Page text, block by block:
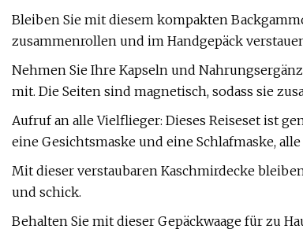
Bleiben Sie mit diesem kompakten
zusammenrollen und im Handgepäck
Nehmen Sie Ihre Kapseln und
mit. Die Seiten sind magnetisch, sodass sie
Aufruf an alle Vielflieger: Dieses Reiseset ist
eine Gesichtsmaske und eine Schlafmaske,
Mit dieser verstaubaren Kaschmirdecke
und schick.
Behalten Sie mit dieser Gepäckwaage für zu